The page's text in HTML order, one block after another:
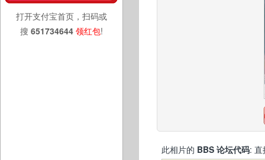
打开支付宝首页，扫码或
搜 651734644 领红包!
此相片的 BBS 论坛代码: 直